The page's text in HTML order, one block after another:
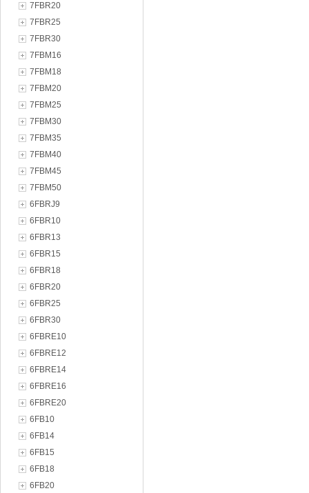
7FBR20
7FBR25
7FBR30
7FBM16
7FBM18
7FBM20
7FBM25
7FBM30
7FBM35
7FBM40
7FBM45
7FBM50
6FBRJ9
6FBR10
6FBR13
6FBR15
6FBR18
6FBR20
6FBR25
6FBR30
6FBRE10
6FBRE12
6FBRE14
6FBRE16
6FBRE20
6FB10
6FB14
6FB15
6FB18
6FB20